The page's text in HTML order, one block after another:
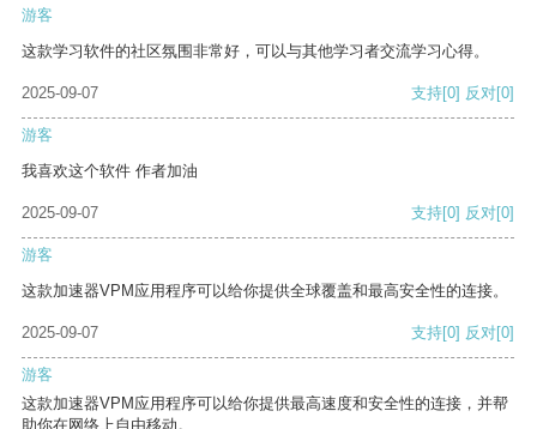
游客
这款学习软件的社区氛围非常好，可以与其他学习者交流学习心得。
2025-09-07 支持[0] 反对[0]
游客
我喜欢这个软件 作者加油
2025-09-07 支持[0] 反对[0]
游客
这款加速器VPM应用程序可以给你提供全球覆盖和最高安全性的连接。
2025-09-07 支持[0] 反对[0]
游客
这款加速器VPM应用程序可以给你提供最高速度和安全性的连接，并帮
助你在网络上自由移动。